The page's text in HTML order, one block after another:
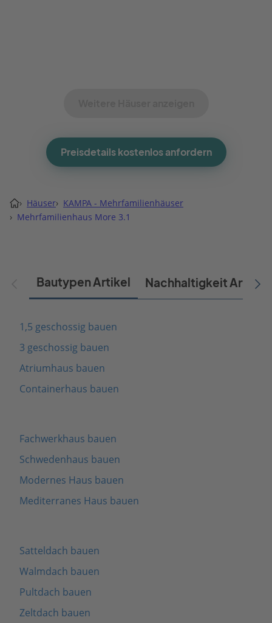
Preisdetails kostenlos anfordern
› Häuser› KAMPA - Mehrfamilienhäuser
› Mehrfamilienhaus More 3.1
Bautypen Artikel Nachhaltigkeit Artikel
1,5 geschossig bauen
3 geschossig bauen
Atriumhaus bauen
Containerhaus bauen
Fachwerkhaus bauen
Schwedenhaus bauen
Modernes Haus bauen
Mediterranes Haus bauen
Satteldach bauen
Walmdach bauen
Pultdach bauen
Zeltdach bauen